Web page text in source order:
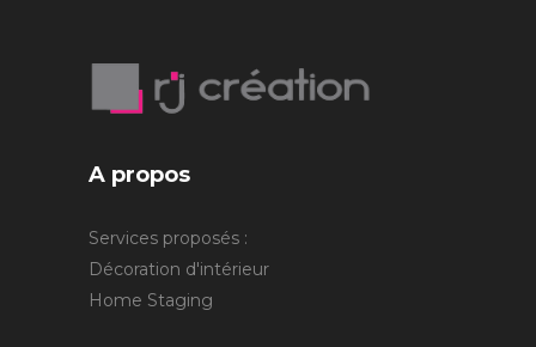
A propos
Services proposés :
Décoration d'intérieur
Home Staging